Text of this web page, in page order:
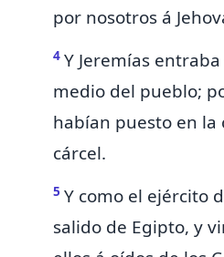
por nosotros á
4 Y Jeremías entraba
medio del pueblo;
habían puesto en la
cárcel.
5 Y como el ejército
salido de Egipto, y